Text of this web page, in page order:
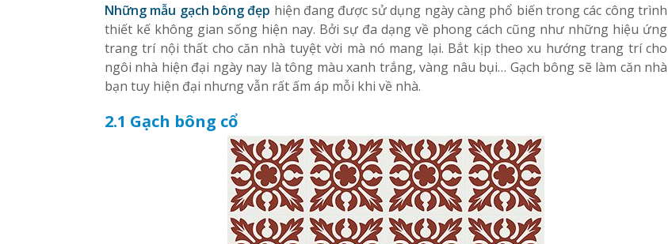
Những mẫu gạch bông đẹp hiện đang được sử dụng ngày càng phổ biến trong các công trình
thiết kế không gian sống hiện nay. Bởi sự đa dạng về phong cách cũng như những hiệu ứng
trang trí nội thất cho căn nhà tuyệt vời mà nó mang lại. Bắt kịp theo xu hướng trang trí cho
ngôi nhà hiện đại ngày nay là tông màu xanh trắng, vàng nâu bụi… Gạch bông sẽ làm căn nhà
bạn tuy hiện đại nhưng vẫn rất ấm áp mỗi khi về nhà.
2.1 Gạch bông cổ